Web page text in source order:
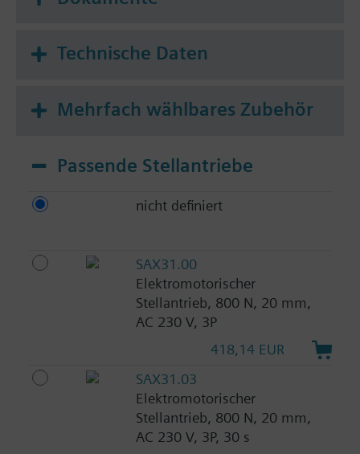
Technische Daten
Mehrfach wählbares Zubehör
Passende Stellantriebe
nicht definiert
SAX31.00
Elektromotorischer
Stellantrieb, 800 N, 20 mm,
AC 230 V, 3P
418,14 EUR
SAX31.03
Elektromotorischer
Stellantrieb, 800 N, 20 mm,
AC 230 V, 3P, 30 s